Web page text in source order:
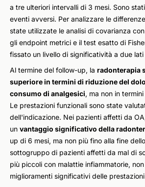
a tre ulteriori intervalli di 3 mesi. Sono
eventi avversi. Per analizzare le
state utilizzate le analisi di covarianza
gli endpoint metrici e il test esatto di
fissato un livello di significatività a due
Al termine del follow-up, la radonterapia
superiore in termini di riduzione del
consumo di analgesici, ma non in
Le prestazioni funzionali sono state
dell'indicazione. Nei pazienti affetti da
un vantaggio significativo della
up di 6 mesi, ma non più fino alla fine
sottogruppo di pazienti affetti da mal di
più piccoli con malattie infiammatorie,
miglioramenti significativi delle